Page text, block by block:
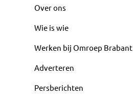
Over ons
Wie is wie
Werken bij Omroep Brabant
Adverteren
Persberichten